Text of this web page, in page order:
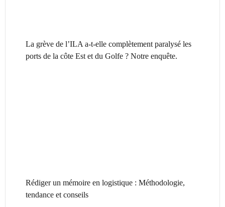
La grève de l’ILA a-t-elle complètement paralysé les
ports de la côte Est et du Golfe ? Notre enquête.
Rédiger un mémoire en logistique : Méthodologie,
tendance et conseils